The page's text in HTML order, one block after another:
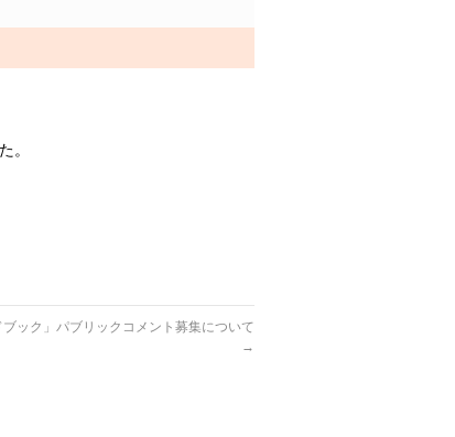
。
ック」パブリックコメント募集について
→